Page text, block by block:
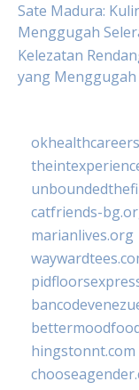
Sate Madura:
Menggugah
Kelezatan
yang Menggugah
catfriends-
marianlives.org
hingstonnt.com